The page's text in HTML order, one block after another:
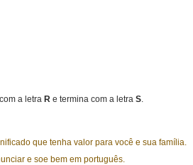
a letra R e termina com a letra S.
que tenha valor para você e sua família.
e soe bem em português.